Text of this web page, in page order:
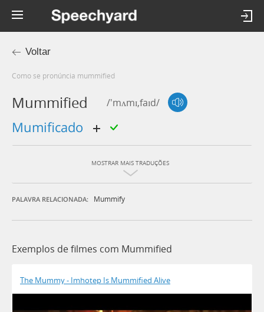
Voltar
Como se pronúncia mummified
Mummified /'mʌmɪ,faɪd/
mumificado
MOSTRAR MAIS TRADUÇÕES
PALAVRA RELACIONADA: Mummify
Exemplos de filmes com Mummified
The Mummy - Imhotep Is Mummified Alive